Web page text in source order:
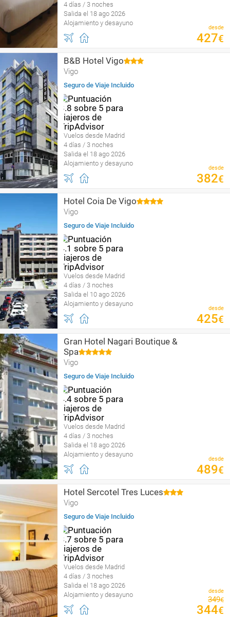
4 días / 3 noches
Salida el 18 ago 2026
Alojamiento y desayuno
desde
427€
B&B Hotel Vigo
Vigo
Seguro de Viaje Incluido
Vuelos desde Madrid
4 días / 3 noches
Salida el 18 ago 2026
Alojamiento y desayuno
desde
382€
Hotel Coia De Vigo
Vigo
Seguro de Viaje Incluido
Vuelos desde Madrid
4 días / 3 noches
Salida el 10 ago 2026
Alojamiento y desayuno
desde
425€
Gran Hotel Nagari Boutique &
Spa
Vigo
Seguro de Viaje Incluido
Vuelos desde Madrid
4 días / 3 noches
Salida el 18 ago 2026
Alojamiento y desayuno
desde
489€
Hotel Sercotel Tres Luces
Vigo
Seguro de Viaje Incluido
Vuelos desde Madrid
4 días / 3 noches
Salida el 18 ago 2026
Alojamiento y desayuno
desde
349€
344€